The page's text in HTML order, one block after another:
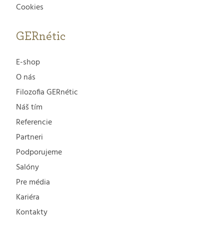
Cookies
GERnétic
E-shop
O nás
Filozofia GERnétic
Náš tím
Referencie
Partneri
Podporujeme
Salóny
Pre média
Kariéra
Kontakty